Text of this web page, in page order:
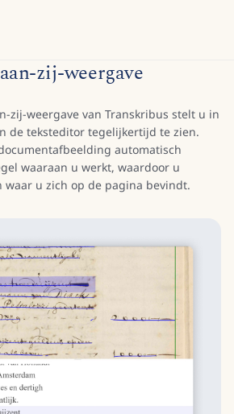
zij-weergave
zij-weergave van Transkribus stelt u in
de teksteditor tegelijkertijd te zien.
automatisch
waaraan u werkt, waardoor u
waar u zich op de pagina bevindt.